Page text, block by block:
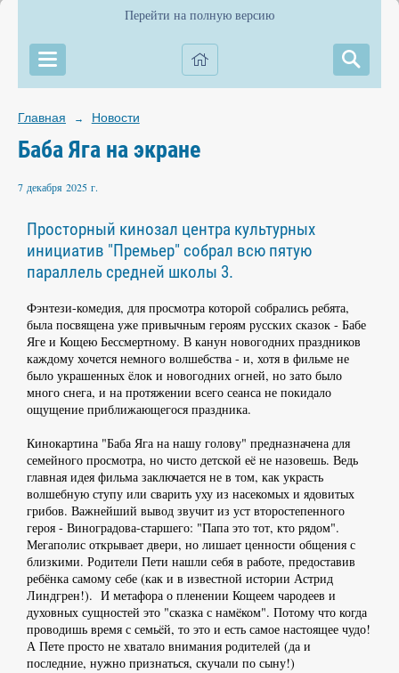
Перейти на полную версию
Главная → Новости
Баба Яга на экране
7 декабря 2025 г.
Просторный кинозал центра культурных
инициатив "Премьер" собрал всю пятую
параллель средней школы 3.
Фэнтези-комедия, для просмотра которой собрались ребята,
была посвящена уже привычным героям русских сказок - Бабе
Яге и Кощею Бессмертному. В канун новогодних праздников
каждому хочется немного волшебства - и, хотя в фильме не
было украшенных ëлок и новогодних огней, но зато было
много снега, и на протяжении всего сеанса не покидало
ощущение приближающегося праздника.
Кинокартина "Баба Яга на нашу голову" предназначена для
семейного просмотра, но чисто детской еë не назовешь. Ведь
главная идея фильма заключается не в том, как украсть
волшебную ступу или сварить уху из насекомых и ядовитых
грибов. Важнейший вывод звучит из уст второстепенного
героя - Виноградова-старшего: "Папа это тот, кто рядом".
Мегаполис открывает двери, но лишает ценности общения с
близкими. Родители Пети нашли себя в работе, предоставив
ребёнка самому себе (как и в известной истории Астрид
Линдгрен!). И метафора о пленении Кощеем чародеев и
духовных сущностей это "сказка с намëком". Потому что когда
проводишь время с семьëй, то это и есть самое настоящее чудо!
А Пете просто не хватало внимания родителей (да и
последние, нужно признаться, скучали по сыну!)